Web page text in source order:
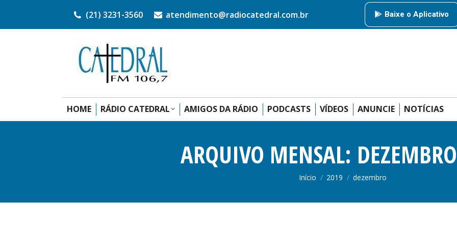
(21) 3231-3560 atendimento@radiocatedral.com.br Baixe o Aplicativo
HOME RÁDIO CATEDRAL AMIGOS DA RÁDIO PODCASTS VÍDEOS ANUNCIE NOTÍCIAS
ARQUIVO MENSAL:
Você está aqui:
Início 2019 dezembro
HOME RÁDIO CATEDRAL AMIGOS DA RÁDIO